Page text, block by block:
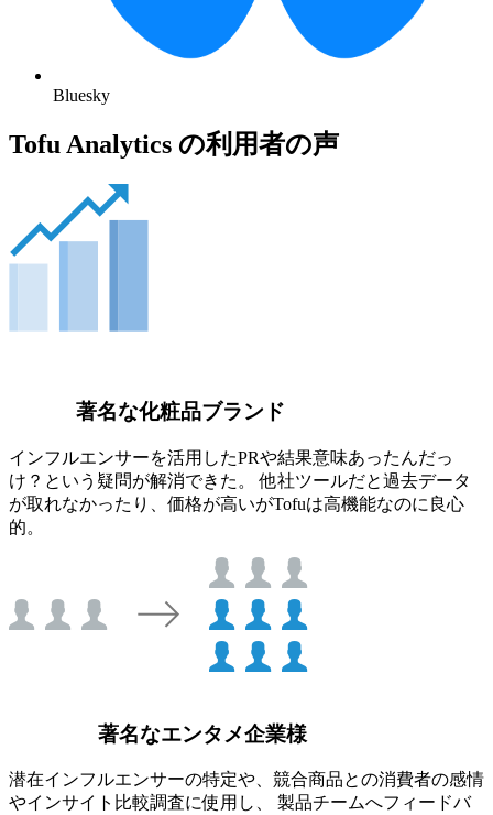
Bluesky
Tofu Analytics の利用者の声
著名な化粧品ブランド
インフルエンサーを活用したPRや結果意味あったんだっ
け？という疑問が解消できた。 他社ツールだと過去データ
が取れなかったり、価格が高いがTofuは高機能なのに良心
的。
著名なエンタメ企業様
潜在インフルエンサーの特定や、競合商品との消費者の感情
やインサイト比較調査に使用し、 製品チームへフィードバ